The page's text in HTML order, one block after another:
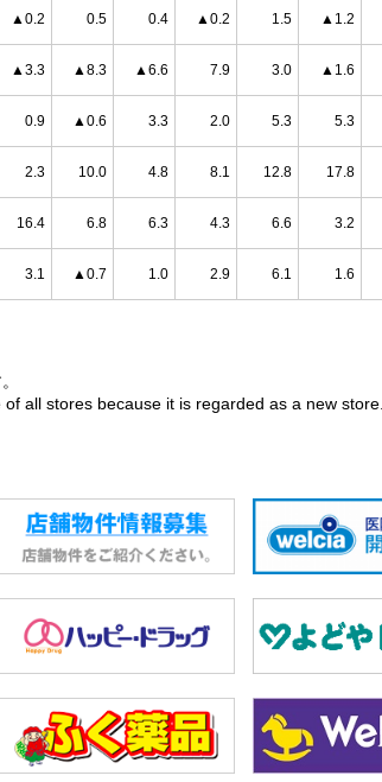
▲0.2 0.5 0.4 ▲0.2 1.5 ▲1.2
▲3.3 ▲8.3 ▲6.6 7.9 3.0 ▲1.6
0.9 ▲0.6 3.3 2.0 5.3 5.3
2.3 10.0 4.8 8.1 12.8 17.8
16.4 6.8 6.3 4.3 6.6 3.2
3.1 ▲0.7 1.0 2.9 6.1 1.6
all stores because it is regarded as a new store.